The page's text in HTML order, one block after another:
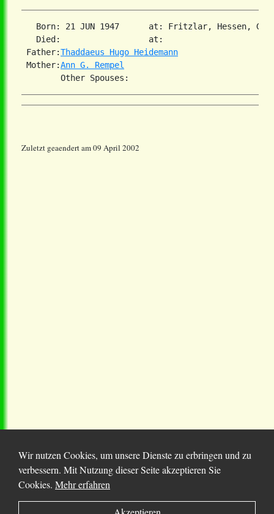
Born: 21 JUN 1947      at: Fritzlar, Hessen,
   Died:                  at:
Father:Thaddaeus Hugo Heidemann
Mother:Ann G. Rempel
Zuletzt geaendert am 09 April 2002
© 2025 Chortitza.org | Supported byD. F. Plett
Wir nutzen Cookies, um unsere Dienste zu erbringen und zu
verbessern. Mit Nutzung dieser Seite akzeptieren Sie
Cookies. Mehr erfahren